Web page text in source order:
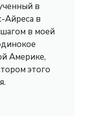
в
Айреса в
в моей
Америке,
этого